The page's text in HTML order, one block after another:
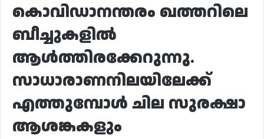
കൊവിഡാനന്തരം ഖത്തറിലെ
ബീച്ചുകളിൽ
ആൾത്തിരക്കേറുന്നു.
സാധാരാണനിലയിലേക്ക്
എത്തുമ്പോൾ ചില സുരക്ഷാ
ആശങ്കകളും